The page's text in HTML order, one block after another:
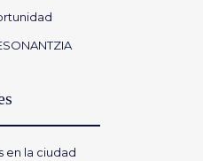
en la ciudad